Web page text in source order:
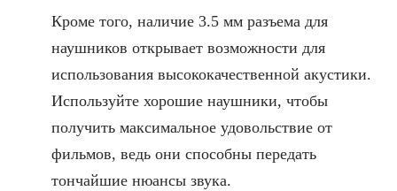
Кроме того, наличие 3.5 мм разъема для
наушников открывает возможности для
использования высококачественной акустики.
Используйте хорошие наушники, чтобы
получить максимальное удовольствие от
фильмов, ведь они способны передать
тончайшие нюансы звука.